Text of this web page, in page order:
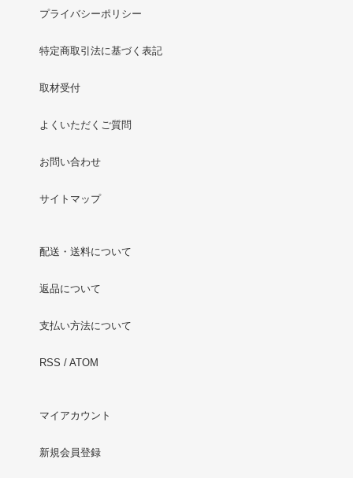
プライバシーポリシー
特定商取引法に基づく表記
取材受付
よくいただくご質問
お問い合わせ
サイトマップ
配送・送料について
返品について
支払い方法について
RSS / ATOM
マイアカウント
新規会員登録